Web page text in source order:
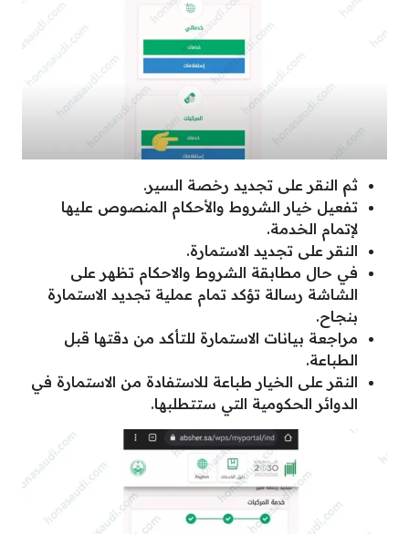
ثم النقر على تجديد رخصة السير.
تفعيل خيار الشروط والأحكام المنصوص عليها
لإتمام الخدمة.
النقر على تجديد الاستمارة.
في حال مطابقة الشروط والاحكام تظهر على
الشاشة رسالة تؤكد تمام عملية تجديد الاستمارة
بنجاح.
مراجعة بيانات الاستمارة للتأكد من دقتها قبل
الطباعة.
النقر على الخيار طباعة للاستفادة من الاستمارة في
الدوائر الحكومية التي ستتطلبها.